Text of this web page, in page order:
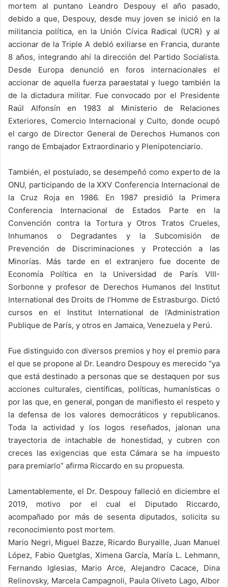
mortem al puntano Leandro Despouy el año pasado,
debido a que, Despouy, desde muy joven se inició en la
militancia política, en la Unión Cívica Radical (UCR) y al
accionar de la Triple A debió exiliarse en Francia, durante
8 años, integrando ahí la dirección del Partido Socialista.
Desde Europa denunció en foros internacionales el
accionar de aquella fuerza paraestatal y luego también la
de la dictadura militar. Fue convocado por el Presidente
Raúl Alfonsín en 1983 al Ministerio de Relaciones
Exteriores, Comercio Internacional y Culto, donde ocupó
el cargo de Director General de Derechos Humanos con
rango de Embajador Extraordinario y Plenipotenciario.
También, el postulado, se desempeñó como experto de la
ONU, participando de la XXV Conferencia Internacional de
la Cruz Roja en 1986. En 1987 presidió la Primera
Conferencia Internacional de Estados Parte en la
Convención contra la Tortura y Otros Tratos Crueles,
Inhumanos o Degradantes y la Subcomisión de
Prevención de Discriminaciones y Protección a las
Minorías. Más tarde en el extranjero fue docente de
Economía Política en la Universidad de París VIII-
Sorbonne y profesor de Derechos Humanos del Institut
International des Droits de l’Homme de Estrasburgo. Dictó
cursos en el Institut International de l’Administration
Publique de París, y otros en Jamaica, Venezuela y Perú.
Fue distinguido con diversos premios y hoy el premio para
el que se propone al Dr. Leandro Despouy es merecido “ya
que está destinado a personas que se destaquen por sus
acciones culturales, científicas, políticas, humanísticas o
por las que, en general, pongan de manifiesto el respeto y
la defensa de los valores democráticos y republicanos.
Toda la actividad y los logos reseñados, jalonan una
trayectoria de intachable de honestidad, y cubren con
creces las exigencias que esta Cámara se ha impuesto
para premiarlo” afirma Riccardo en su propuesta.
Lamentablemente, el Dr. Despouy falleció en diciembre el
2019, motivo por el cual el Diputado Riccardo,
acompañado por más de sesenta diputados, solicita su
reconocimiento post mortem.
Mario Negri, Miguel Bazze, Ricardo Buryaille, Juan Manuel
López, Fabio Quetglas, Ximena García, María L. Lehmann,
Fernando Iglesias, Mario Arce, Alejandro Cacace, Dina
Relinovsky, Marcela Campagnoli, Paula Oliveto Lago, Albor